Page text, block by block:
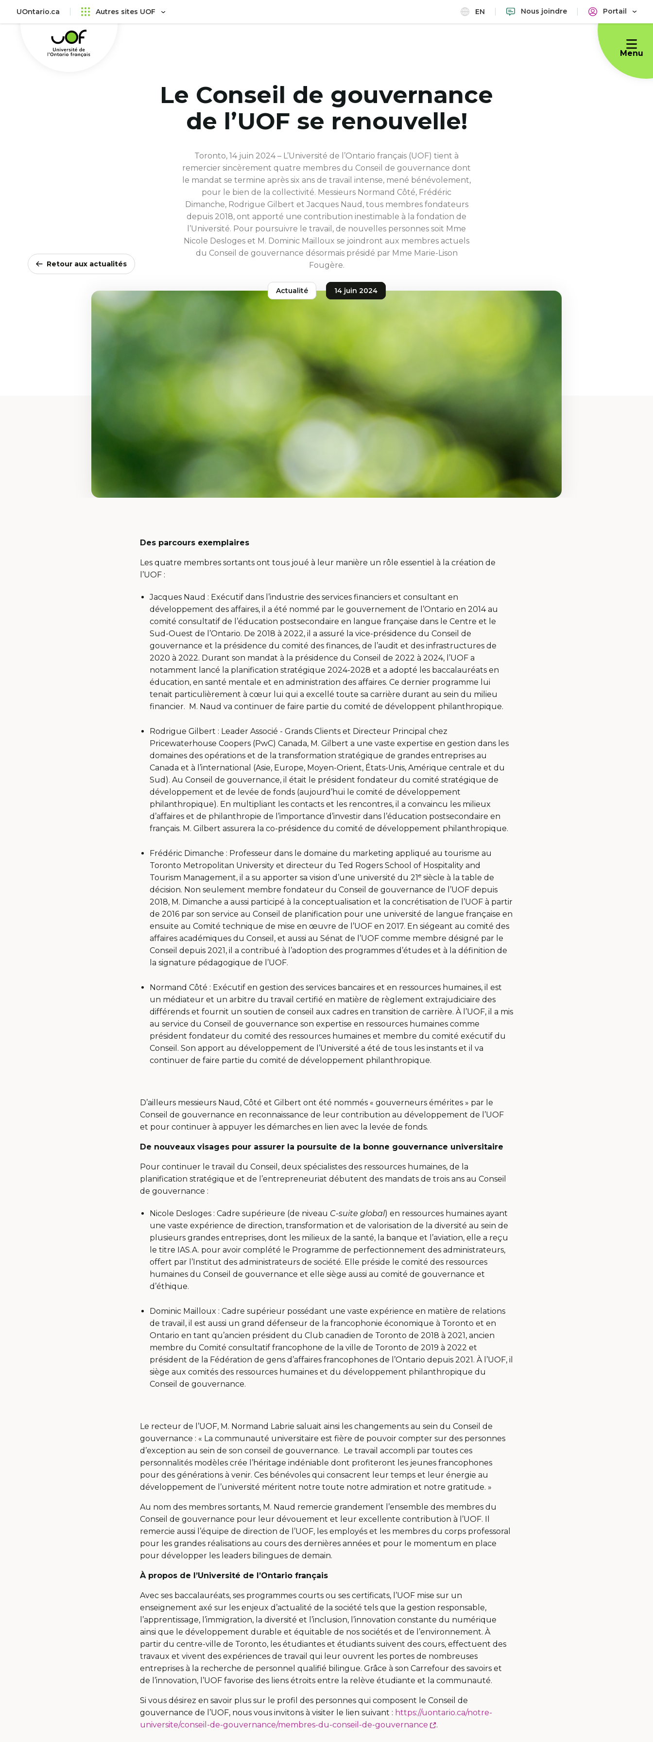
UOntario.ca Autres sites UOF EN Nous joindre Portail
Université
de
l'Ontario
Menu
Le Conseil de gouvernance
de l’UOF se renouvelle!
Toronto, 14 juin 2024 – L’Université de l’Ontario français (UOF) tient à
remercier sincèrement quatre membres du Conseil de gouvernance dont
le mandat se termine après six ans de travail intense, mené bénévolement,
pour le bien de la collectivité. Messieurs Normand Côté, Frédéric
Dimanche, Rodrigue Gilbert et Jacques Naud, tous membres fondateurs
depuis 2018, ont apporté une contribution inestimable à la fondation de
l’Université. Pour poursuivre le travail, de nouvelles personnes soit Mme
Nicole Desloges et M. Dominic Mailloux se joindront aux membres actuels
du Conseil de gouvernance désormais présidé par Mme Marie-Lison
Fougère.
Retour aux actualités
Actualité 14 juin 2024
Des parcours exemplaires
Les quatre membres sortants ont tous joué à leur manière un rôle essentiel à la création de
l’UOF :
Jacques Naud : Exécutif dans l’industrie des services financiers et consultant en
développement des affaires, il a été nommé par le gouvernement de l’Ontario en 2014 au
comité consultatif de l’éducation postsecondaire en langue française dans le Centre et le
Sud-Ouest de l’Ontario. De 2018 à 2022, il a assuré la vice-présidence du Conseil de
gouvernance et la présidence du comité des finances, de l’audit et des infrastructures de
2020 à 2022. Durant son mandat à la présidence du Conseil de 2022 à 2024, l’UOF a
notamment lancé la planification stratégique 2024-2028 et a adopté les baccalauréats en
éducation, en santé mentale et en administration des affaires. Ce dernier programme lui
tenait particulièrement à cœur lui qui a excellé toute sa carrière durant au sein du milieu
financier. M. Naud va continuer de faire partie du comité de développent philanthropique.
Rodrigue Gilbert : Leader Associé - Grands Clients et Directeur Principal chez
Pricewaterhouse Coopers (PwC) Canada, M. Gilbert a une vaste expertise en gestion dans les
domaines des opérations et de la transformation stratégique de grandes entreprises au
Canada et à l’international (Asie, Europe, Moyen-Orient, États-Unis, Amérique centrale et du
Sud). Au Conseil de gouvernance, il était le président fondateur du comité stratégique de
développement et de levée de fonds (aujourd’hui le comité de développement
philanthropique). En multipliant les contacts et les rencontres, il a convaincu les milieux
d’affaires et de philanthropie de l’importance d’investir dans l’éducation postsecondaire en
français. M. Gilbert assurera la co-présidence du comité de développement philanthropique.
Frédéric Dimanche : Professeur dans le domaine du marketing appliqué au tourisme au
Toronto Metropolitan University et directeur du Ted Rogers School of Hospitality and
Tourism Management, il a su apporter sa vision d’une université du 21e siècle à la table de
décision. Non seulement membre fondateur du Conseil de gouvernance de l’UOF depuis
2018, M. Dimanche a aussi participé à la conceptualisation et la concrétisation de l’UOF à partir
de 2016 par son service au Conseil de planification pour une université de langue française en
ensuite au Comité technique de mise en œuvre de l’UOF en 2017. En siégeant au comité des
affaires académiques du Conseil, et aussi au Sénat de l’UOF comme membre désigné par le
Conseil depuis 2021, il a contribué à l’adoption des programmes d’études et à la définition de
la signature pédagogique de l’UOF.
Normand Côté : Exécutif en gestion des services bancaires et en ressources humaines, il est
un médiateur et un arbitre du travail certifié en matière de règlement extrajudiciaire des
différends et fournit un soutien de conseil aux cadres en transition de carrière. À l’UOF, il a mis
au service du Conseil de gouvernance son expertise en ressources humaines comme
président fondateur du comité des ressources humaines et membre du comité exécutif du
Conseil. Son apport au développement de l’Université a été de tous les instants et il va
continuer de faire partie du comité de développement philanthropique.
D’ailleurs messieurs Naud, Côté et Gilbert ont été nommés « gouverneurs émérites » par le
Conseil de gouvernance en reconnaissance de leur contribution au développement de l’UOF
et pour continuer à appuyer les démarches en lien avec la levée de fonds.
De nouveaux visages pour assurer la poursuite de la bonne gouvernance universitaire
Pour continuer le travail du Conseil, deux spécialistes des ressources humaines, de la
planification stratégique et de l’entrepreneuriat débutent des mandats de trois ans au Conseil
de gouvernance :
Nicole Desloges : Cadre supérieure (de niveau C-suite global) en ressources humaines ayant
une vaste expérience de direction, transformation et de valorisation de la diversité au sein de
plusieurs grandes entreprises, dont les milieux de la santé, la banque et l’aviation, elle a reçu
le titre IAS.A. pour avoir complété le Programme de perfectionnement des administrateurs,
offert par l’Institut des administrateurs de société. Elle préside le comité des ressources
humaines du Conseil de gouvernance et elle siège aussi au comité de gouvernance et
d’éthique.
Dominic Mailloux : Cadre supérieur possédant une vaste expérience en matière de relations
de travail, il est aussi un grand défenseur de la francophonie économique à Toronto et en
Ontario en tant qu’ancien président du Club canadien de Toronto de 2018 à 2021, ancien
membre du Comité consultatif francophone de la ville de Toronto de 2019 à 2022 et
président de la Fédération de gens d’affaires francophones de l’Ontario depuis 2021. À l’UOF, il
siège aux comités des ressources humaines et du développement philanthropique du
Conseil de gouvernance.
Le recteur de l’UOF, M. Normand Labrie saluait ainsi les changements au sein du Conseil de
gouvernance : « La communauté universitaire est fière de pouvoir compter sur des personnes
d’exception au sein de son conseil de gouvernance. Le travail accompli par toutes ces
personnalités modèles crée l’héritage indéniable dont profiteront les jeunes francophones
pour des générations à venir. Ces bénévoles qui consacrent leur temps et leur énergie au
développement de l’université méritent notre toute notre admiration et notre gratitude. »
Au nom des membres sortants, M. Naud remercie grandement l’ensemble des membres du
Conseil de gouvernance pour leur dévouement et leur excellente contribution à l’UOF. Il
remercie aussi l’équipe de direction de l’UOF, les employés et les membres du corps professoral
pour les grandes réalisations au cours des dernières années et pour le momentum en place
pour développer les leaders bilingues de demain.
À propos de l’Université de l’Ontario français
Avec ses baccalauréats, ses programmes courts ou ses certificats, l’UOF mise sur un
enseignement axé sur les enjeux d’actualité de la société tels que la gestion responsable,
l’apprentissage, l’immigration, la diversité et l’inclusion, l’innovation constante du numérique
ainsi que le développement durable et équitable de nos sociétés et de l’environnement. À
partir du centre-ville de Toronto, les étudiantes et étudiants suivent des cours, effectuent des
travaux et vivent des expériences de travail qui leur ouvrent les portes de nombreuses
entreprises à la recherche de personnel qualifié bilingue. Grâce à son Carrefour des savoirs et
de l’innovation, l’UOF favorise des liens étroits entre la relève étudiante et la communauté.
Si vous désirez en savoir plus sur le profil des personnes qui composent le Conseil de
gouvernance de l’UOF, nous vous invitons à visiter le lien suivant : https://uontario.ca/notre-
universite/conseil-de-gouvernance/membres-du-conseil-de-gouvernance
Ce
.